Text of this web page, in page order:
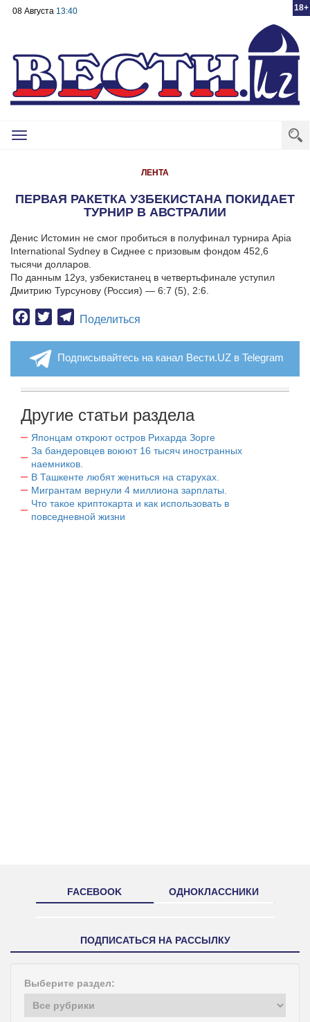
18+
08 Августа 13:40
Toggle
ЛЕНТА
ПЕРВАЯ РАКЕТКА УЗБЕКИСТАНА ПОКИДАЕТ
ТУРНИР В АВСТРАЛИИ
Денис Истомин не смог пробиться в полуфинал турнира Apia
International Sydney в Сиднее с призовым фондом 452,6
тысячи долларов.
По данным 12уз, узбекистанец в четвертьфинале уступил
Дмитрию Турсунову (Россия) — 6:7 (5), 2:6.
Facebook
TwitterTelegram
Поделиться
Подписывайтесь на канал Вести.UZ в Telegram
Другие статьи раздела
Японцам откроют остров Рихарда Зорге
За бандеровцев воюют 16 тысяч иностранных
наемников.
В Ташкенте любят жениться на старухах.
Мигрантам вернули 4 миллиона зарплаты.
Что такое криптокарта и как использовать в
повседневной жизни
FACEBOOK ОДНОКЛАССНИКИ
ПОДПИСАТЬСЯ НА РАССЫЛКУ
Выберите раздел: